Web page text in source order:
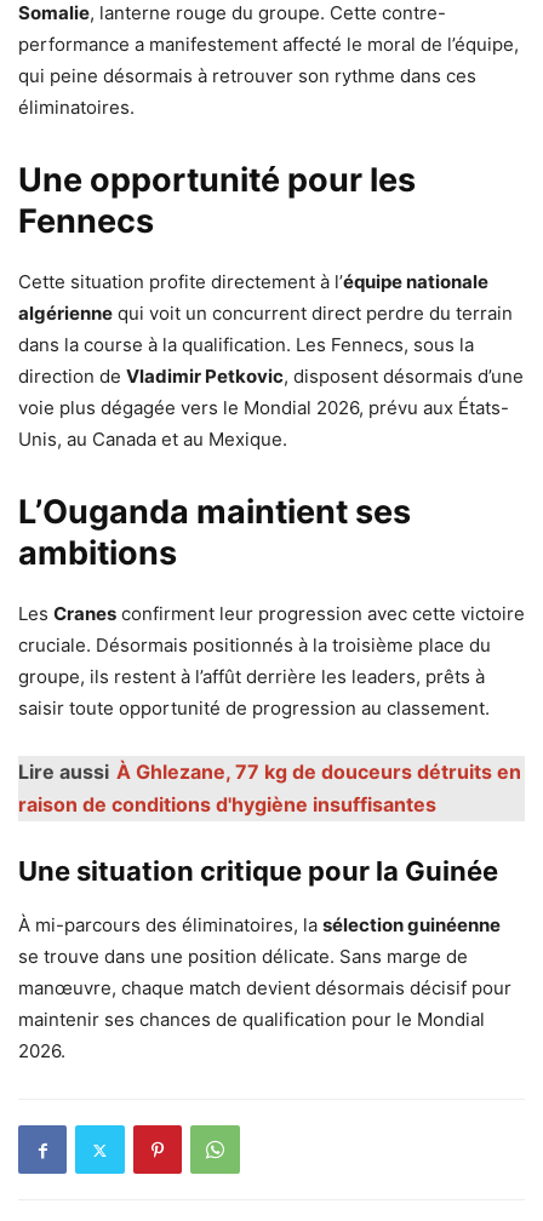
Somalie, lanterne rouge du groupe. Cette contre-
performance a manifestement affecté le moral de l’équipe,
qui peine désormais à retrouver son rythme dans ces
éliminatoires.
Une opportunité pour les
Fennecs
Cette situation profite directement à l’équipe nationale
algérienne qui voit un concurrent direct perdre du terrain
dans la course à la qualification. Les Fennecs, sous la
direction de Vladimir Petkovic, disposent désormais d’une
voie plus dégagée vers le Mondial 2026, prévu aux États-
Unis, au Canada et au Mexique.
L’Ouganda maintient ses
ambitions
Les Cranes confirment leur progression avec cette victoire
cruciale. Désormais positionnés à la troisième place du
groupe, ils restent à l’affût derrière les leaders, prêts à
saisir toute opportunité de progression au classement.
Lire aussi À Ghlezane, 77 kg de douceurs détruits en
raison de conditions d'hygiène insuffisantes
Une situation critique pour la Guinée
À mi-parcours des éliminatoires, la sélection guinéenne
se trouve dans une position délicate. Sans marge de
manœuvre, chaque match devient désormais décisif pour
maintenir ses chances de qualification pour le Mondial
2026.